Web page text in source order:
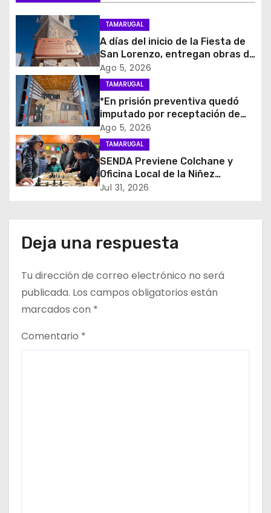
ó
d
e
e
n
t
r
d
a
s
TAMARUGAL
A días del inicio de la Fiesta de
San Lorenzo, entregan obras de
emergencia para resguardar su
histórico campanario
Ago 5, 2026
TAMARUGAL
*En prisión preventiva quedó
imputado por receptación de
cigarrillos avaluados en $1.600
millones*
Ago 5, 2026
TAMARUGAL
SENDA Previene Colchane y
Oficina Local de la Niñez
promueven el buen uso del
Jul 31, 2026
Deja una respuesta
Tu dirección de correo electrónico no será
publicada. Los campos obligatorios están
marcados con *
Comentario *